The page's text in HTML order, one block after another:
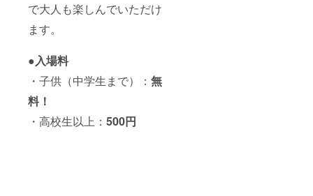
で大人も楽しんでいただけ
ます。
●入場料
・子供（中学生まで）： 無
料！
・高校生以上： 500円